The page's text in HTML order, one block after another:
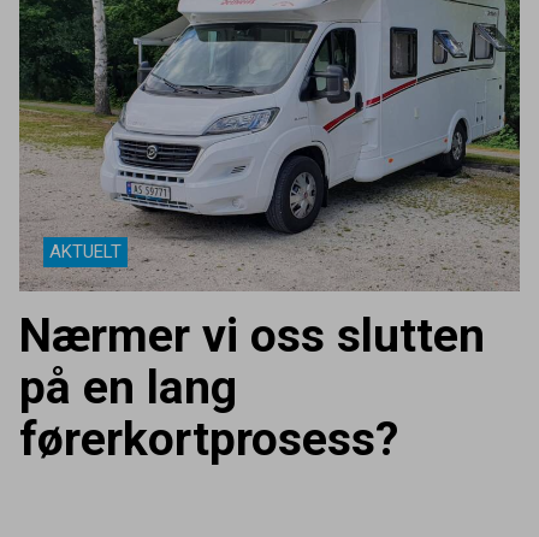
AKTUELT
Nærmer vi oss slutten
på en lang
førerkortprosess?